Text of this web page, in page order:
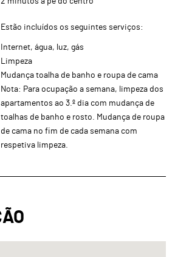
Estão incluídos os seguintes serviços:
Internet, água, luz, gás
Limpeza
Mudança toalha de banho e roupa de cama
Nota: Para ocupação a semana, limpeza dos
apartamentos ao 3.º dia com mudança de
toalhas de banho e rosto. Mudança de roupa
de cama no fim de cada semana com
respetiva limpeza.